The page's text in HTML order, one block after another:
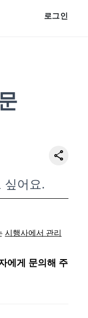
로그인
share
싶어요.